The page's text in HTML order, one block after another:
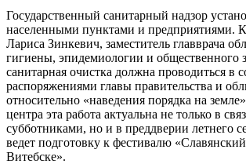
Государственный санитарный надзор
населенными пунктами и предприятиями.
Лариса Зинкевич, заместитель главврача
гигиены, эпидемиологии и общественного
санитарная очистка должна проводиться в
распоряжениями главы правительства и
относительно «наведения порядка на
центра эта работа актуальна не только в
субботниками, но и в преддверии летнего
ведет подготовку к фестивалю «Славянский
Витебске».